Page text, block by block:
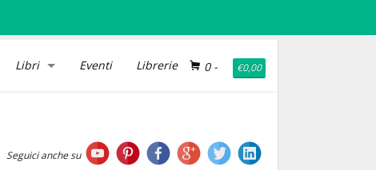
0- €0,00
Libri Eventi Librerie
Seguici anche su